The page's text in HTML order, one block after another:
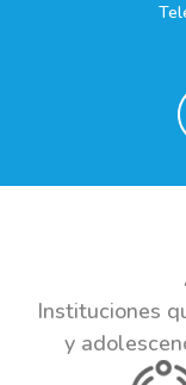
Instituciones
y